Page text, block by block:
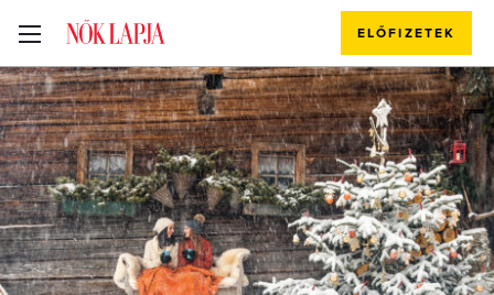
ELŐFIZETEK